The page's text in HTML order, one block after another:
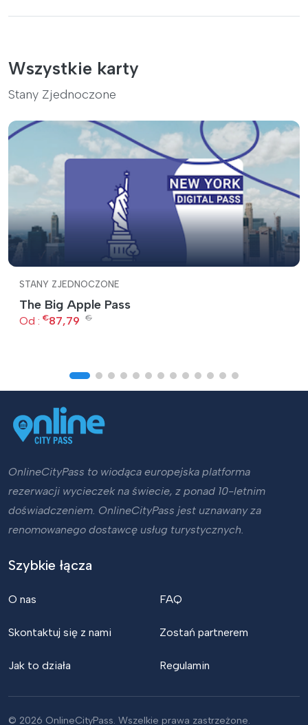
Wszystkie karty
Stany Zjednoczone
STANY ZJEDNOCZONE
The Big Apple Pass
Od : €87,79 €
OnlineCityPass to wiodąca europejska platforma
rezerwacji wycieczek na świecie, z ponad 10-letnim
doświadczeniem. OnlineCityPass jest uznawany za
renomowanego dostawcę usług turystycznych.
Szybkie łącza
O nas
Skontaktuj się z nami
Jak to działa
FAQ
Zostań partnerem
Regulamin
© 2026 OnlineCityPass. Wszelkie prawa zastrzeżone.